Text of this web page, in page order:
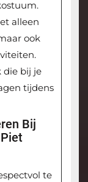
alleen
ook
die bij je
tijdens
Bij
te